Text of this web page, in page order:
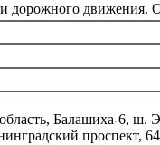
дорожного
Балашиха-6, ш.
проспект, 64